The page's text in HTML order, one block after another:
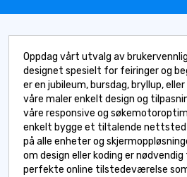
Oppdag vårt utvalg av
designet spesielt for feiringer og
er en jubileum, bursdag, bryllup,
våre maler enkelt design og
våre responsive og
enkelt bygge et tiltalende
på alle enheter og
om design eller koding er nødvendig
perfekte online tilstedeværelse